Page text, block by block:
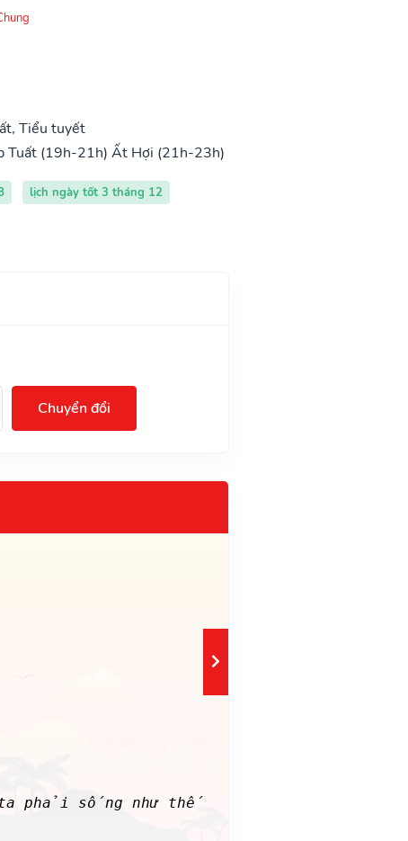
Tiểu tuyết
Tuất (19h-21h) Ất Hợi (21h-23h)
lịch ngày tốt 3 tháng 12
Chuyển đổi
ta phải sống như thế